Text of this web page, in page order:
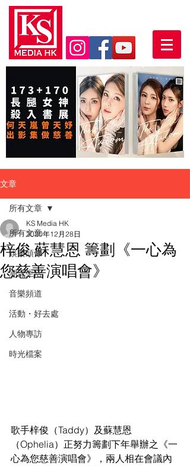
文章
所有文章
娛樂頭條
潮流生活
音樂頻道
活動・好去處
人物專訪
時光檔案
所有文章
梓俊 蘇慧恩 籌劃《一心為
您慈善演唱會》
KS Media HK
2020年12月28日
歌手梓俊（Taddy）及蘇慧恩
（Ophelia）正努力籌劃下年舉辦之《一
心為您慈善演唱會》，兩人相在會議內